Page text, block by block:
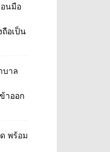
นมือ
อเป็น
บาล
าออก
พร้อม